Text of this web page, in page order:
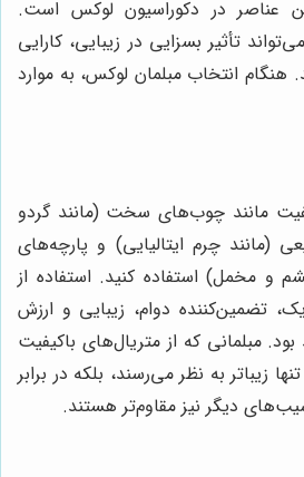
عناصر در دکوراسیون لوکس است.
تأثیر بسزایی در زیبایی، کارایی
انتخاب مبلمان لوکس، به موارد
مانند چوب‌های سخت (مانند گردو
(مانند چرم ایتالیایی) و پارچه‌های
و مخمل) استفاده کنید. استفاده از
تضمین‌کننده دوام، زیبایی و ارزش
مبلمانی که از متریال‌های باکیفیت
زیباتر به نظر می‌رسند، بلکه در برابر
دیگر نیز مقاوم‌تر هستند.